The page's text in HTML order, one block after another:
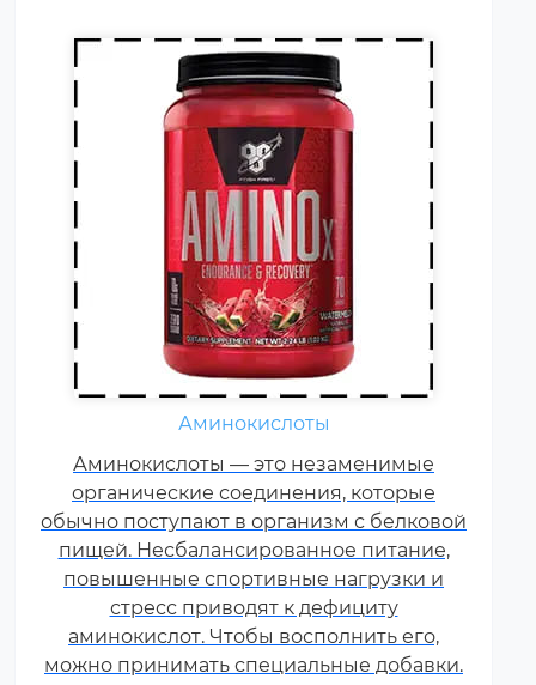
Аминокислоты
Аминокислоты — это незаменимые
органические соединения, которые
обычно поступают в организм с белковой
пищей. Несбалансированное питание,
повышенные спортивные нагрузки и
стресс приводят к дефициту
аминокислот. Чтобы восполнить его,
можно принимать специальные добавки.
Жиросжигатели относятся к
добавок, которые способствуют
улучшению результатов
тренировок и помогают
избавляться от лишнего жира,
используя его в качестве
дополнительного источника
энергии.